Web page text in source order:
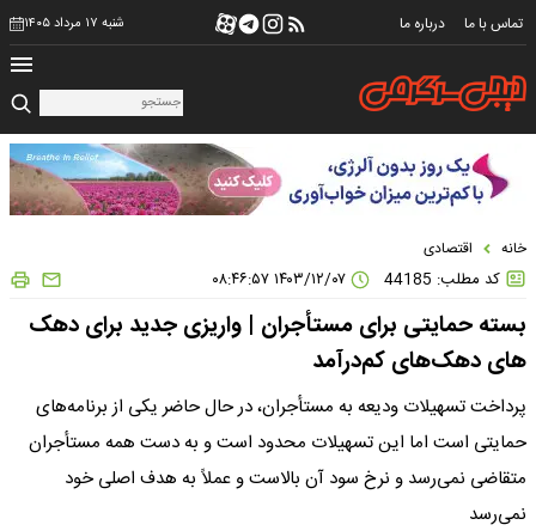
تماس با ما درباره ما شنبه ۱۷ مرداد ۱۴۰۵
خانه اقتصادی
کد مطلب: 44185
بسته حمایتی برای مستأجران | واریزی جدید برای دهک
های دهک‌های کم‌درآمد
پرداخت تسهیلات ودیعه به مستأجران، در حال حاضر یکی از برنامه‌های
حمایتی است اما این تسهیلات محدود است و به دست همه مستأجران
متقاضی نمی‌رسد و نرخ سود آن بالاست و عملاً به هدف اصلی خود
نمی‌رسد